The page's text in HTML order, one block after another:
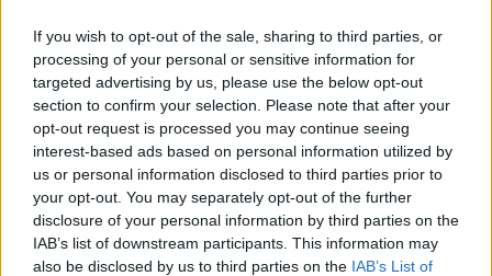
If you wish to opt-out of the sale, sharing to third parties, or
processing of your personal or sensitive information for
targeted advertising by us, please use the below opt-out
section to confirm your selection. Please note that after your
opt-out request is processed you may continue seeing
interest-based ads based on personal information utilized by
us or personal information disclosed to third parties prior to
your opt-out. You may separately opt-out of the further
disclosure of your personal information by third parties on the
IAB’s list of downstream participants. This information may
also be disclosed by us to third parties on the IAB’s List of
με πληροφορίες για
δισκογραφία, πορεία
και σημαντικές στιγμές
τους στην ελληνική
μουσική σκηνή
Δες επίσης